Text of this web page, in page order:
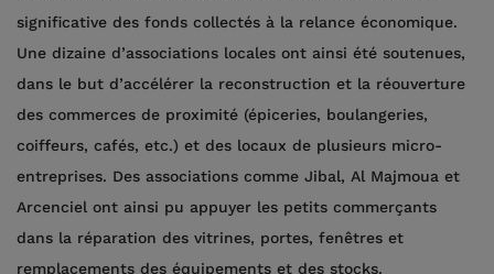
significative des fonds collectés à la relance économique.
Une dizaine d’associations locales ont ainsi été soutenues,
dans le but d’accélérer la reconstruction et la réouverture
des commerces de proximité (épiceries, boulangeries,
coiffeurs, cafés, etc.) et des locaux de plusieurs micro-
entreprises. Des associations comme Jibal, Al Majmoua et
Arcenciel ont ainsi pu appuyer les petits commerçants
dans la réparation des vitrines, portes, fenêtres et
remplacements des équipements et des stocks.